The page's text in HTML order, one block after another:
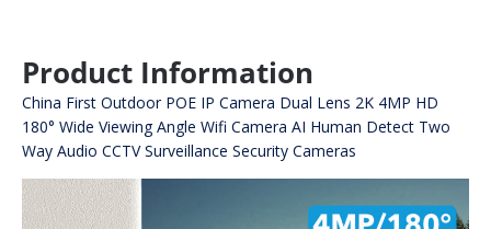
Product Information
China First Outdoor POE IP Camera Dual Lens 2K 4MP HD
180° Wide Viewing Angle Wifi Camera AI Human Detect Two
Way Audio CCTV Surveillance Security Cameras